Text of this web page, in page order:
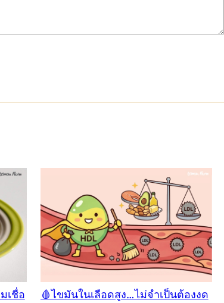
เชื่อ
🩸ไขมันในเลือดสูง…ไม่จำเป็นต้องงด